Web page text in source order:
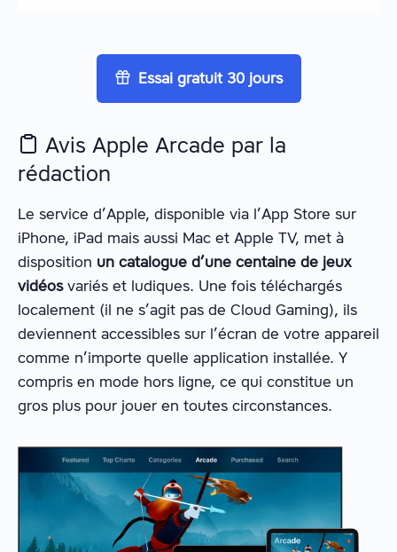
Essai gratuit 30 jours
Avis Apple Arcade par la
rédaction
Le service d’Apple, disponible via l’App Store sur
iPhone, iPad mais aussi Mac et Apple TV, met à
disposition un catalogue d’une centaine de jeux
vidéosvariés et ludiques. Une fois téléchargés
localement (il ne s’agit pas de Cloud Gaming), ils
deviennent accessibles sur l’écran de votre appareil
comme n’importe quelle application installée. Y
compris en mode hors ligne, ce qui constitue un
gros plus pour jouer en toutes circonstances.